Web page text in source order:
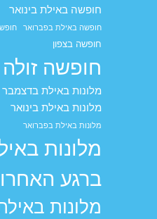
חופשה באילת בינואר
חופשה באילת בפברואר
חופשה בצפון
חופשה
מלונות באילת בדצמבר
מלונות באילת בינואר
מלונות באילת בפברואר
מלונות
ברגע
מלונות